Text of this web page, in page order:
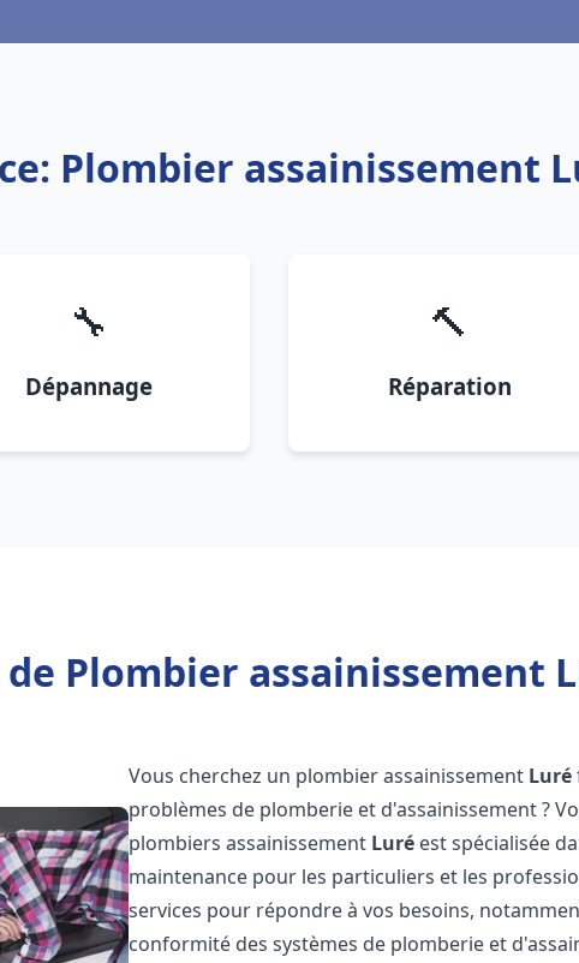
Plombier assainissement
🔧
Dépannage
🔨
Réparation
Plombier assainissement
Vous cherchez un plombier assainissement Luré
problèmes de plomberie et d'assainissement ?
plombiers assainissement Luré est spécialisée
maintenance pour les particuliers et les
services pour répondre à vos besoins,
conformité des systèmes de plomberie et